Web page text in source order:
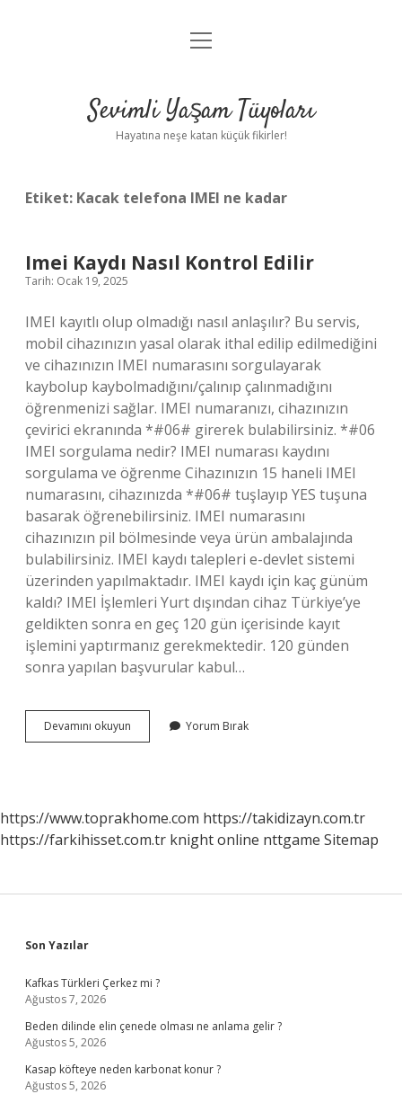
Anasayfa
Yasal Uyarı
menüyü
Sevimli Yaşam Tüyoları
Hayatına neşe katan küçük fikirler!
Etiket: Kacak telefona IMEI ne kadar
Imei Kaydı Nasıl Kontrol Edilir
Tarih: Ocak 19, 2025
IMEI kayıtlı olup olmadığı nasıl anlaşılır? Bu servis,
mobil cihazınızın yasal olarak ithal edilip edilmediğini
ve cihazınızın IMEI numarasını sorgulayarak
kaybolup kaybolmadığını/çalınıp çalınmadığını
öğrenmenizi sağlar. IMEI numaranızı, cihazınızın
çevirici ekranında *#06# girerek bulabilirsiniz. *#06
IMEI sorgulama nedir? IMEI numarası kaydını
sorgulama ve öğrenme Cihazınızın 15 haneli IMEI
numarasını, cihazınızda *#06# tuşlayıp YES tuşuna
basarak öğrenebilirsiniz. IMEI numarasını
cihazınızın pil bölmesinde veya ürün ambalajında ​​
bulabilirsiniz. IMEI kaydı talepleri e-devlet sistemi
üzerinden yapılmaktadır. IMEI kaydı için kaç günüm
kaldı? IMEI İşlemleri Yurt dışından cihaz Türkiye’ye
geldikten sonra en geç 120 gün içerisinde kayıt
işlemini yaptırmanız gerekmektedir. 120 günden
sonra yapılan başvurular kabul…
Devamını okuyun
Kaydı
Yorum Bırak
https://www.toprakhome.com https://takidizayn.com.tr
https://farkihisset.com.tr knight online nttgame Sitemap
Sidebar
Son Yazılar
Kafkas Türkleri Çerkez mi ?
Ağustos 7, 2026
Beden dilinde elin çenede olması ne anlama gelir ?
Ağustos 5, 2026
Kasap köfteye neden karbonat konur ?
Ağustos 5, 2026